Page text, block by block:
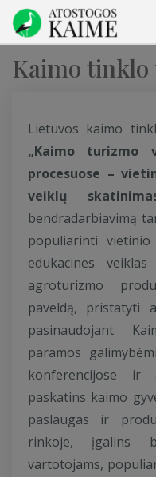
Kaimo
Lietuvos kaimo
„Kaimo turizmo
procesuose –
veiklų
bendradarbiavimą
populiarinti
edukacines
agroturizmo
paveldą, pristatyti
pasinaudojant
paramos
konferencijose ir
paskatins kaimo
paslaugas ir
rinkoje, įgalins
vartotojams,